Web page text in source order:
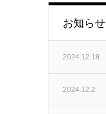
お知らせ
2024.12.18
2024.12.2